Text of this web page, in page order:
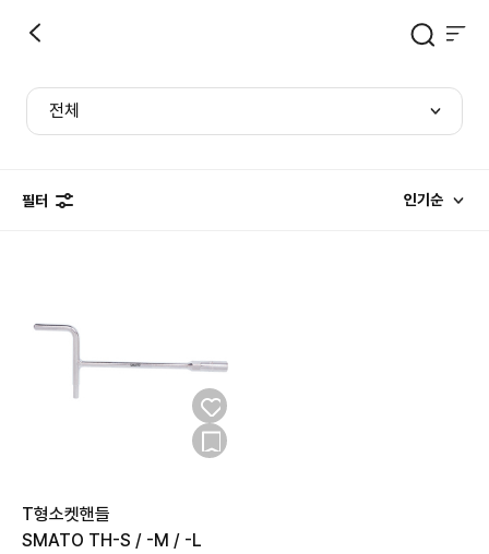
전체
필터 인기순
T형소켓핸들
SMATO TH-S / -M / -L